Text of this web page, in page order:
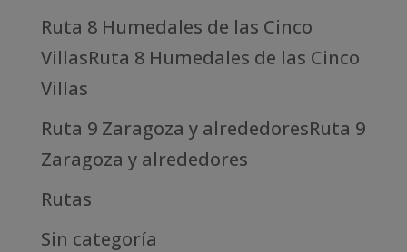
Ruta 8 Humedales de las Cinco
VillasRuta 8 Humedales de las Cinco
Villas
Ruta 9 Zaragoza y alrededoresRuta 9
Zaragoza y alrededores
Rutas
Sin categoría